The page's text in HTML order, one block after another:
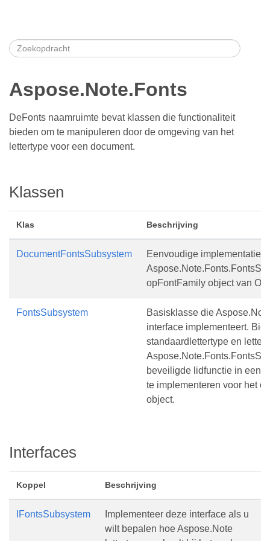
Aspose.Note.Fonts
DeFonts naamruimte bevat klassen die functionaliteit
bieden om te manipuleren door de omgeving van het
lettertype voor een document.
Klassen
Klas Beschrijving
DocumentFontsSubsystem
Eenvoudige implementatie
opFontFamily object van OS.
FontsSubsystem
Basisklasse die
interface implementeert.
standaardlettertype en
beveiligde lidfunctie in een
te implementeren voor het
object.
Interfaces
Koppel Beschrijving
IFontsSubsystem
Implementeer deze interface als u
wilt bepalen hoe Aspose.Note